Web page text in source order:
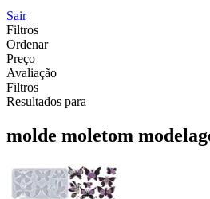
Sair
Filtros
Ordenar
Preço
Avaliação
Filtros
Resultados para
molde moletom